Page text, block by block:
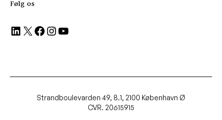
Følg os
LinkedIn
X Facebook
Instagram
YouTube
Strandboulevarden 49, 8.1, 2100 København Ø
CVR. 20615915